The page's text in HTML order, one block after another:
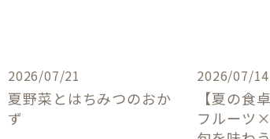
2026/07/21
夏野菜とはちみつのおか
ず
2026/07/14
【夏の食
フルーツ